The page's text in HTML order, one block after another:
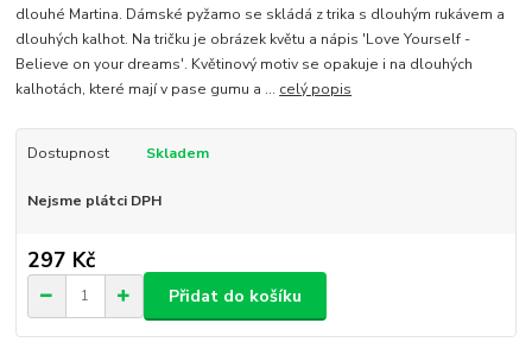
dlouhé Martina. Dámské pyžamo se skládá z trika s dlouhým rukávem a
dlouhých kalhot. Na tričku je obrázek květu a nápis 'Love Yourself -
Believe on your dreams'. Květinový motiv se opakuje i na dlouhých
kalhotách, které mají v pase gumu a ... celý popis
Dostupnost Skladem
Nejsme plátci DPH
297 Kč
Přidat do košíku